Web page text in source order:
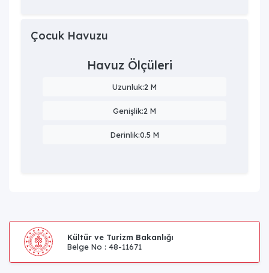
Çocuk Havuzu
Havuz Ölçüleri
Uzunluk:2 M
Genişlik:2 M
Derinlik:0.5 M
Kültür ve Turizm Bakanlığı
Belge No : 48-11671